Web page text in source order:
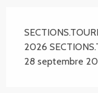
2026
28 septembre